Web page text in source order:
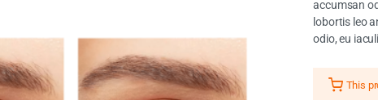
was:
is:
accumsan
lobortis leo
odio, eu
This